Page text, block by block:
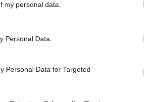
my personal data.
Personal Data.
Personal Data for Targeted
za
v